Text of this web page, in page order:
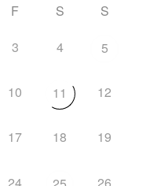
F S S
3 4 5
10 11 12
17 18 19
24 26